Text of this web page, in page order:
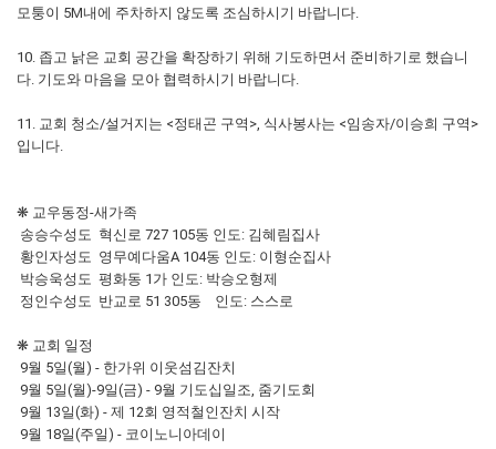
모퉁이 5M내에 주차하지 않도록 조심하시기 바랍니다.
10. 좁고 낡은 교회 공간을 확장하기 위해 기도하면서 준비하기로 했습니
다. 기도와 마음을 모아 협력하시기 바랍니다.
11. 교회 청소/설거지는 <정태곤 구역>, 식사봉사는 <임송자/이승희 구역>
입니다.
❋ 교우동정-새가족
송승수성도 혁신로 727 105동 인도: 김혜림집사
황인자성도 영무예다움A 104동 인도: 이형순집사
박승욱성도 평화동 1가 인도: 박승오형제
정인수성도 반교로 51 305동 인도: 스스로
❋ 교회 일정
9월 5일(월) - 한가위 이웃섬김잔치
9월 5일(월)-9일(금) - 9월 기도십일조, 줌기도회
9월 13일(화) - 제 12회 영적철인잔치 시작
9월 18일(주일) - 코이노니아데이